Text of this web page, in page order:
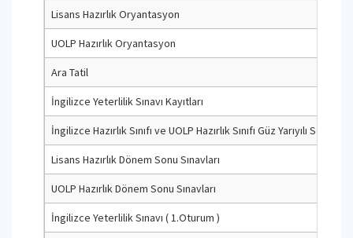
Lisans Hazırlık Oryantasyon
UOLP Hazırlık Oryantasyon
Ara Tatil
İngilizce Yeterlilik Sınavı Kayıtları
İngilizce Hazırlık Sınıfı ve UOLP Hazırlık Sınıfı Güz Yarıyılı Sonu
Lisans Hazırlık Dönem Sonu Sınavları
UOLP Hazırlık Dönem Sonu Sınavları
İngilizce Yeterlilik Sınavı ( 1.Oturum )